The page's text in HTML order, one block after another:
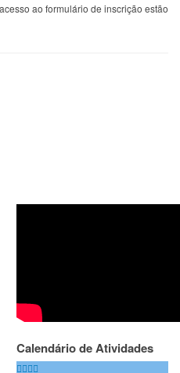
ao formulário de inscrição estão
Calendário de Atividades